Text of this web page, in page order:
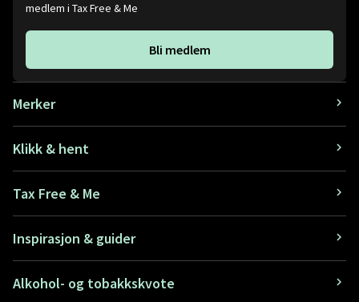
medlem i Tax Free & Me
Bli medlem
Merker
Klikk & hent
Tax Free & Me
Inspirasjon & guider
Alkohol- og tobakkskvote